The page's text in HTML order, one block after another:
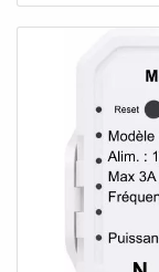
mur.
surface
fermeture de
Le retour
Bénéficiez